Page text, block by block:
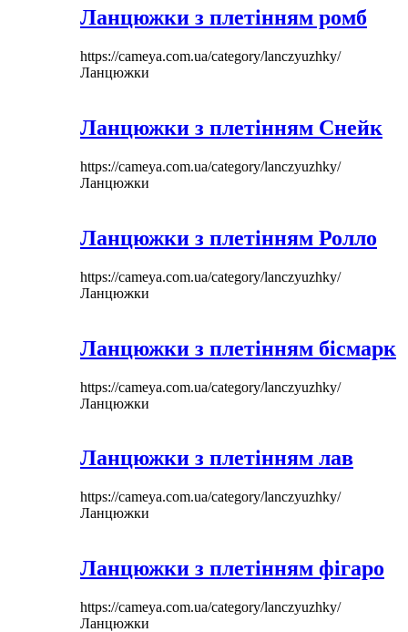
Ланцюжки з плетінням ромб
https://cameya.com.ua/category/lanczyuzhky/
Ланцюжки
Ланцюжки з плетінням Снейк
https://cameya.com.ua/category/lanczyuzhky/
Ланцюжки
Ланцюжки з плетінням Ролло
https://cameya.com.ua/category/lanczyuzhky/
Ланцюжки
Ланцюжки з плетінням бісмарк
https://cameya.com.ua/category/lanczyuzhky/
Ланцюжки
Ланцюжки з плетінням лав
https://cameya.com.ua/category/lanczyuzhky/
Ланцюжки
Ланцюжки з плетінням фігаро
https://cameya.com.ua/category/lanczyuzhky/
Ланцюжки